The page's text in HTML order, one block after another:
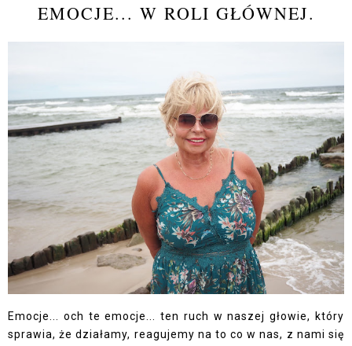
EMOCJE... W ROLI GŁÓWNEJ.
Emocje... och te emocje... ten ruch w naszej głowie, który
sprawia, że działamy, reagujemy na to co w nas, z nami się